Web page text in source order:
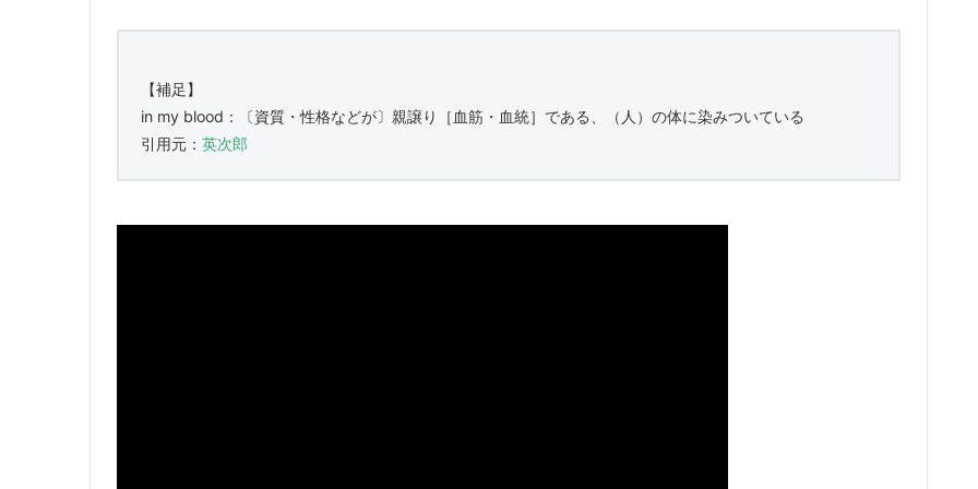
【補足】
in my blood：〔資質・性格などが〕親譲り［血筋・血統］である、（人）の体に染みついている
引用元： 英次郎